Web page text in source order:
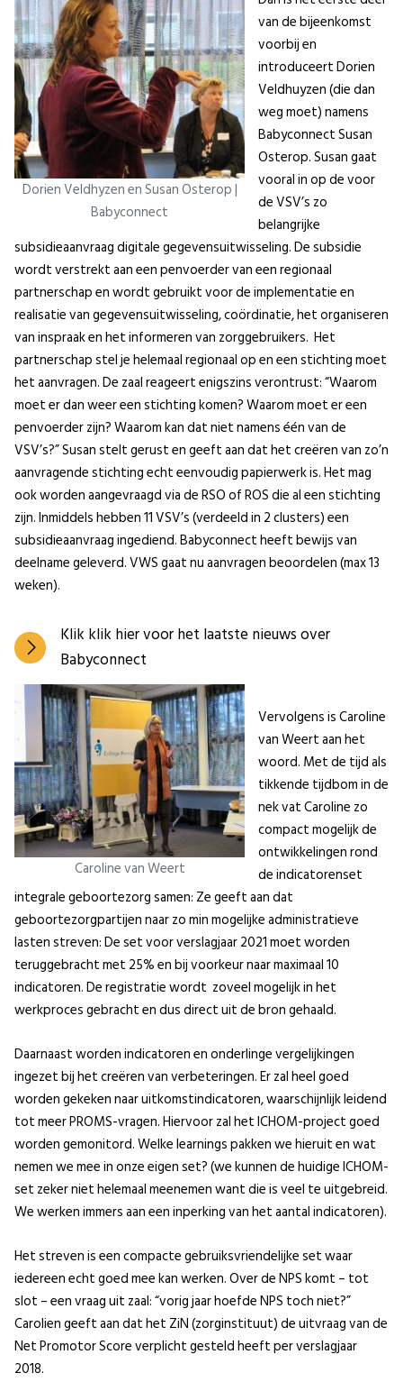
Dorien Veldhyzen en Susan Osterop |
Babyconnect
van de bijeenkomst
voorbij en
introduceert Dorien
Veldhuyzen (die dan
weg moet) namens
Babyconnect Susan
Osterop. Susan gaat
vooral in op de voor
de VSV’s zo
belangrijke
subsidieaanvraag digitale gegevensuitwisseling. De subsidie
wordt verstrekt aan een penvoerder van een regionaal
partnerschap en wordt gebruikt voor de implementatie en
realisatie van gegevensuitwisseling, coördinatie, het organiseren
van inspraak en het informeren van zorggebruikers. Het
partnerschap stel je helemaal regionaal op en een stichting moet
het aanvragen. De zaal reageert enigszins verontrust: “Waarom
moet er dan weer een stichting komen? Waarom moet er een
penvoerder zijn? Waarom kan dat niet namens één van de
VSV’s?” Susan stelt gerust en geeft aan dat het creëren van zo’n
aanvragende stichting echt eenvoudig papierwerk is. Het mag
ook worden aangevraagd via de RSO of ROS die al een stichting
zijn. Inmiddels hebben 11 VSV’s (verdeeld in 2 clusters) een
subsidieaanvraag ingediend. Babyconnect heeft bewijs van
deelname geleverd. VWS gaat nu aanvragen beoordelen (max 13
weken).
Klik klik hier voor het laatste nieuws over
Babyconnect
Caroline van Weert
Vervolgens is Caroline
van Weert aan het
woord. Met de tijd als
tikkende tijdbom in de
nek vat Caroline zo
compact mogelijk de
ontwikkelingen rond
de indicatorenset
integrale geboortezorg samen: Ze geeft aan dat
geboortezorgpartijen naar zo min mogelijke administratieve
lasten streven: De set voor verslagjaar 2021 moet worden
teruggebracht met 25% en bij voorkeur naar maximaal 10
indicatoren. De registratie wordt zoveel mogelijk in het
werkproces gebracht en dus direct uit de bron gehaald.
Daarnaast worden indicatoren en onderlinge vergelijkingen
ingezet bij het creëren van verbeteringen. Er zal heel goed
worden gekeken naar uitkomstindicatoren, waarschijnlijk leidend
tot meer PROMS-vragen. Hiervoor zal het ICHOM-project goed
worden gemonitord. Welke learnings pakken we hieruit en wat
nemen we mee in onze eigen set? (we kunnen de huidige ICHOM-
set zeker niet helemaal meenemen want die is veel te uitgebreid.
We werken immers aan een inperking van het aantal indicatoren).
Het streven is een compacte gebruiksvriendelijke set waar
iedereen echt goed mee kan werken. Over de NPS komt – tot
slot – een vraag uit zaal: “vorig jaar hoefde NPS toch niet?”
Carolien geeft aan dat het ZiN (zorginstituut) de uitvraag van de
Net Promotor Score verplicht gesteld heeft per verslagjaar
2018.